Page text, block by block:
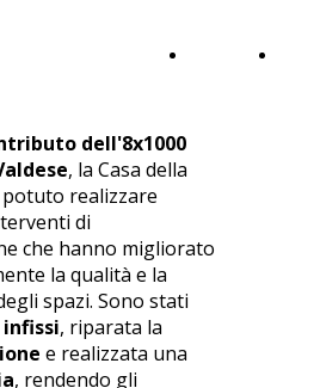
dell'8x1000
, la Casa della
realizzare
di
che hanno migliorato
la qualità e la
spazi. Sono stati
infissi, riparata la
e realizzata una
, rendendo gli